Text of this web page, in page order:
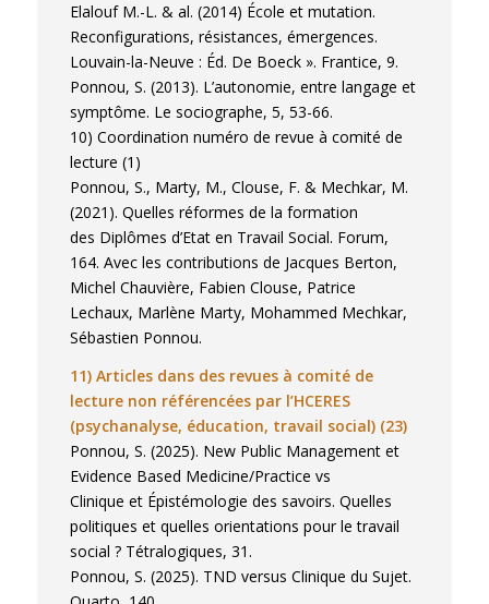
Elalouf M.-L. & al. (2014) École et mutation.
Reconfigurations, résistances, émergences.
Louvain-la-Neuve : Éd. De Boeck ». Frantice, 9.
Ponnou, S. (2013). L’autonomie, entre langage et
symptôme. Le sociographe, 5, 53-66.
10) Coordination numéro de revue à comité de
lecture (1)
Ponnou, S., Marty, M., Clouse, F. & Mechkar, M.
(2021). Quelles réformes de la formation
des Diplômes d’Etat en Travail Social. Forum,
164. Avec les contributions de Jacques Berton,
Michel Chauvière, Fabien Clouse, Patrice
Lechaux, Marlène Marty, Mohammed Mechkar,
Sébastien Ponnou.
11) Articles dans des revues à comité de
lecture non référencées par l’HCERES
(psychanalyse, éducation, travail social) (23)
Ponnou, S. (2025). New Public Management et
Evidence Based Medicine/Practice vs
Clinique et Épistémologie des savoirs. Quelles
politiques et quelles orientations pour le travail
social ? Tétralogiques, 31.
Ponnou, S. (2025). TND versus Clinique du Sujet.